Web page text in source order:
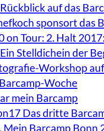
auf das
sponsort das
on Tour: 2. Halt
Stelldichein der
Workshop
Woche
mein Barcamp
Das dritte
Mein Barcamp Bonn